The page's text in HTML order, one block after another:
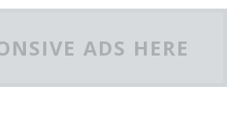
ADS HERE